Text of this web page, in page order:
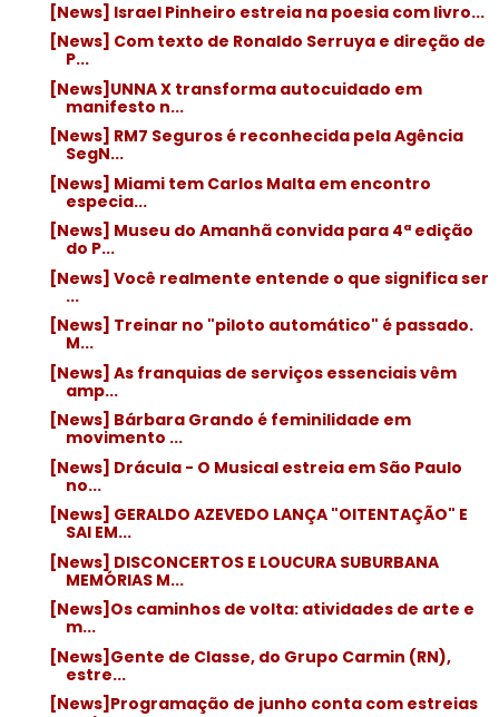
[News] Israel Pinheiro estreia na poesia com livro...
[News] Com texto de Ronaldo Serruya e direção de
P...
[News]UNNA X transforma autocuidado em
manifesto n...
[News] RM7 Seguros é reconhecida pela Agência
SegN...
[News] Miami tem Carlos Malta em encontro
especia...
[News] Museu do Amanhã convida para 4ª edição
do P...
[News] Você realmente entende o que significa ser
...
[News] Treinar no "piloto automático" é passado.
M...
[News] As franquias de serviços essenciais vêm
amp...
[News] Bárbara Grando é feminilidade em
movimento ...
[News] Drácula - O Musical estreia em São Paulo
no...
[News] GERALDO AZEVEDO LANÇA "OITENTAÇÃO" E
SAI EM...
[News] DISCONCERTOS E LOUCURA SUBURBANA
MEMÓRIAS M...
[News]Os caminhos de volta: atividades de arte e
m...
[News]Gente de Classe, do Grupo Carmin (RN),
estre...
[News]Programação de junho conta com estreias